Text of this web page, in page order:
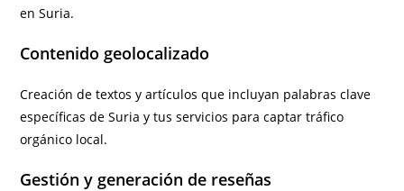
en Suria.
Contenido geolocalizado
Creación de textos y artículos que incluyan palabras clave
específicas de Suria y tus servicios para captar tráfico
orgánico local.
Gestión y generación de reseñas